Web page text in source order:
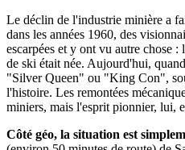
Le déclin de l'industrie minière a
dans les années 1960, des
escarpées et y ont vu autre chose
de ski était née. Aujourd'hui,
"Silver Queen" ou "King Con",
l'histoire. Les remontées
miniers, mais l'esprit pionnier, lui,
Côté géo, la situation est